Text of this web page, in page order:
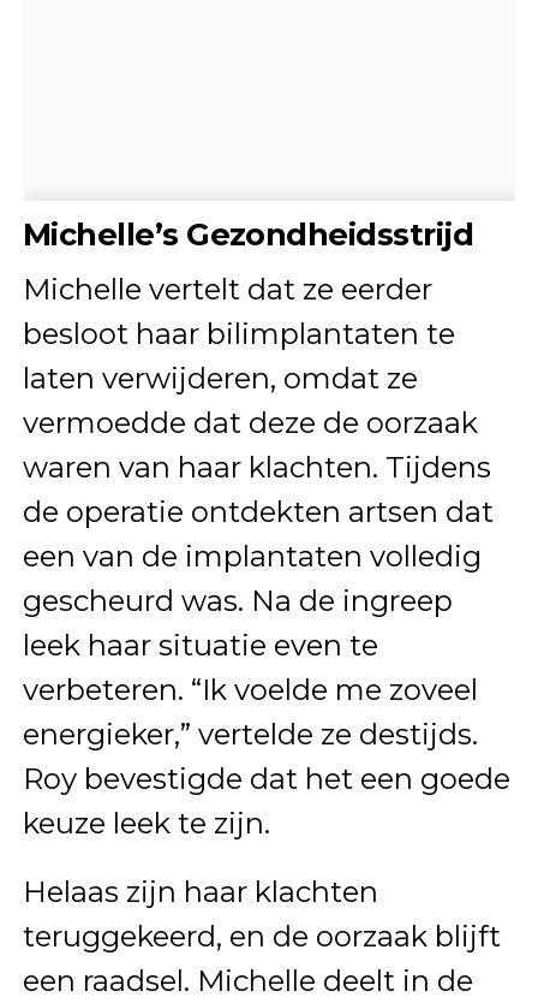
Michelle’s Gezondheidsstrijd
Michelle vertelt dat ze eerder
besloot haar bilimplantaten te
laten verwijderen, omdat ze
vermoedde dat deze de oorzaak
waren van haar klachten. Tijdens
de operatie ontdekten artsen dat
een van de implantaten volledig
gescheurd was. Na de ingreep
leek haar situatie even te
verbeteren. “Ik voelde me zoveel
energieker,” vertelde ze destijds.
Roy bevestigde dat het een goede
keuze leek te zijn.
Helaas zijn haar klachten
teruggekeerd, en de oorzaak blijft
een raadsel. Michelle deelt in de